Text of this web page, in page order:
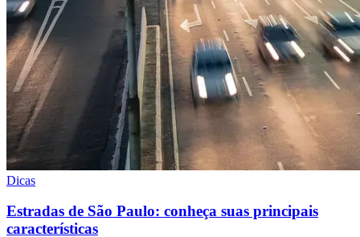
Dicas
Estradas de São Paulo: conheça suas principais
características